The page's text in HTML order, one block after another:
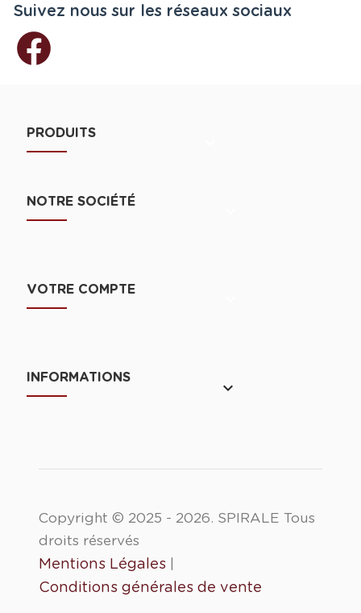
Suivez nous sur les réseaux sociaux
PRODUITS
NOTRE SOCIÉTÉ
VOTRE COMPTE
INFORMATIONS
keyboard_arrow_down
Copyright © 2025 - 2026. SPIRALE Tous
droits réservés
Mentions Légales
Conditions générales de vente